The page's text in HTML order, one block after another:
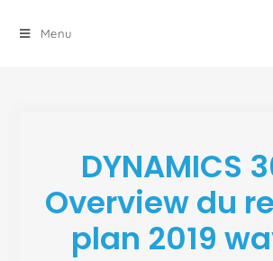
Menu
DYNAMICS
Overview du
plan 2019